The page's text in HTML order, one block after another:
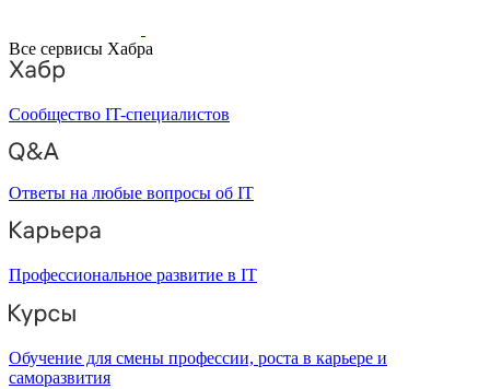
Все сервисы Хабра
Сообщество IT-специалистов
Ответы на любые вопросы об IT
Профессиональное развитие в IT
Обучение для смены профессии, роста в карьере и
саморазвития